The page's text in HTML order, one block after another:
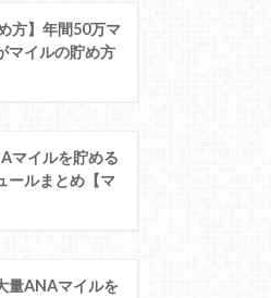
方】年間50万マ
マイルの貯め方
マイルを貯める
ールまとめ【マ
量ANAマイルを